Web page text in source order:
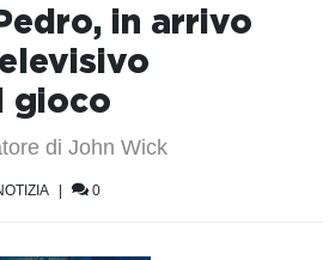
in arrivo
gioco
di John Wick
| 0